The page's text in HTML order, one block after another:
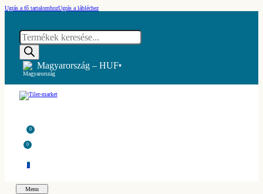
Ugrás a fő tartalomhozUgrás a lábléchez
Products
search
Magyarország – HUF▾
0
0
0
Menu